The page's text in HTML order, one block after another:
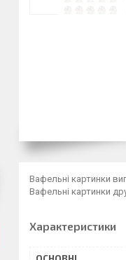
Вафельні картинки
Вафельні картинки
Характеристики